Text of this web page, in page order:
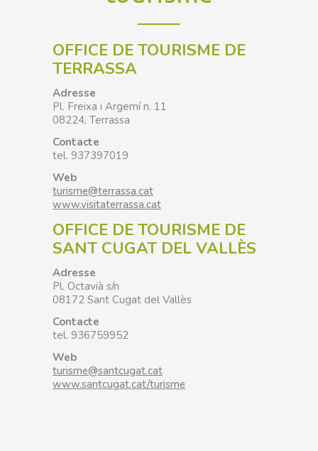
OFFICE DE TOURISME DE
TERRASSA
Adresse
Pl. Freixa i Argemí n. 11
08224, Terrassa
Contacte
tel. 937397019
Web
turisme@terrassa.cat
www.visitaterrassa.cat
OFFICE DE TOURISME DE
SANT CUGAT DEL VALLÈS
Adresse
Pl. Octavià s/n
08172 Sant Cugat del Vallès
Contacte
tel. 936759952
Web
turisme@santcugat.cat
www.santcugat.cat/turisme